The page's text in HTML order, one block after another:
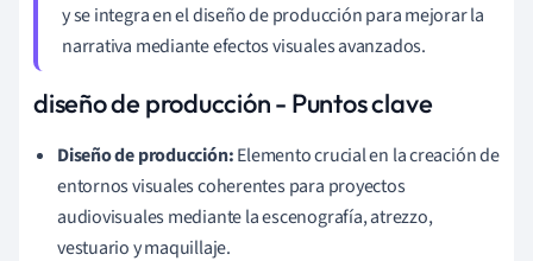
y se integra en el diseño de producción para mejorar la
narrativa mediante efectos visuales avanzados.
diseño de producción - Puntos clave
Diseño de producción:Elemento crucial en la creación de
entornos visuales coherentes para proyectos
audiovisuales mediante la escenografía, atrezzo,
vestuario y maquillaje.